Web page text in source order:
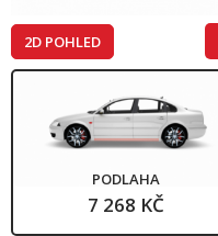
2D POHLED
PODLAHA
7 268 KČ